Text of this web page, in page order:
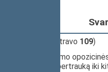
(užsiregistravo 109)
dėl pritarimo
daryti pertrauką iki